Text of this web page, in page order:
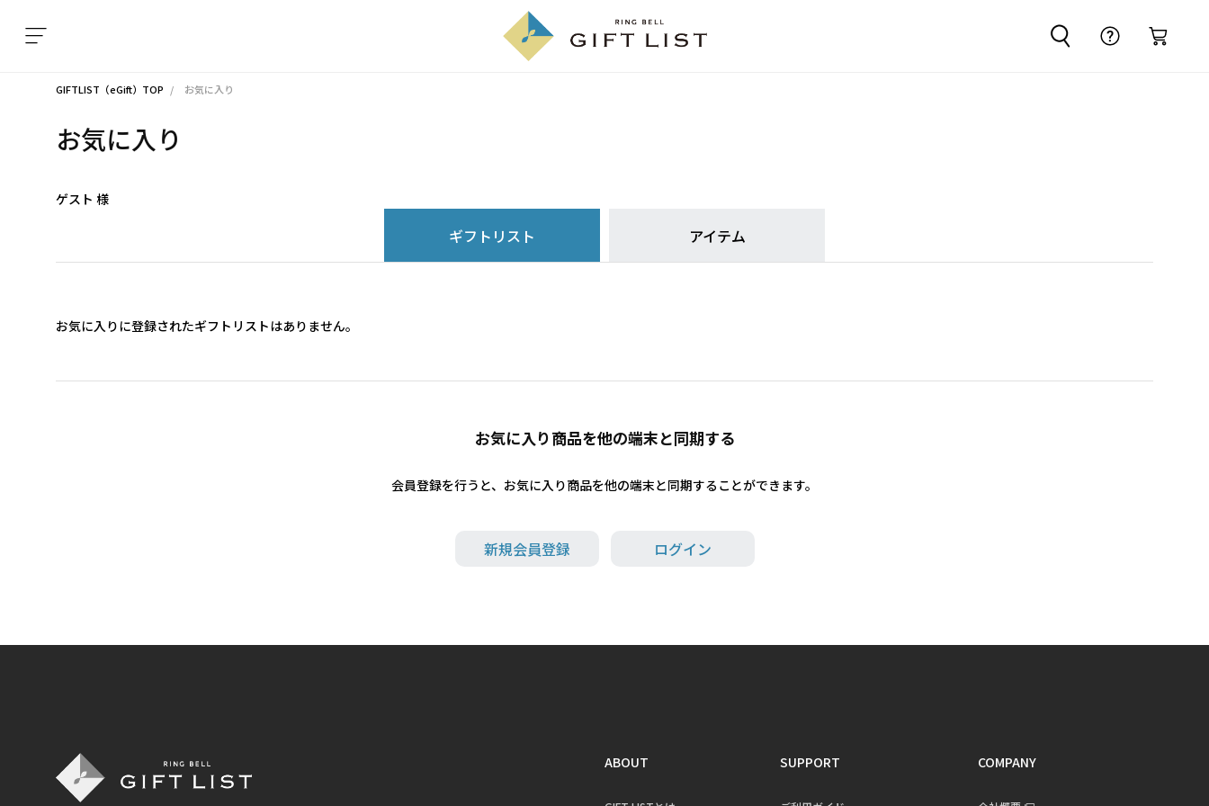
GIFTLIST（eGift）TOP お気に入り
お気に入り
ゲスト 様
ギフトリスト アイテム
お気に入りに登録されたギフトリストはありません。
お気に入り商品を他の端末と同期する
会員登録を行うと、お気に入り商品を他の端末と同期することができます。
新規会員登録 ログイン
ABOUT SUPPORT COMPANY